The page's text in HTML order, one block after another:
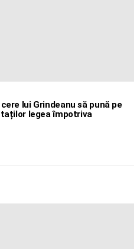
lui Grindeanu să pună pe
legea împotriva